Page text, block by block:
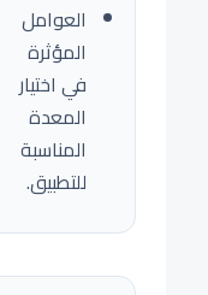
العوامل
المؤثرة
في اختيار
المعدة
المناسبة
للتطبيق.